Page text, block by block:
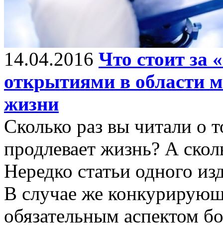
14.04.2016 Что стоит за
открытиями в области
жизни
Сколько раз вы читали о
продлевает жизнь? А
Нередко статьи одного
В случае же
обязательным аспектом